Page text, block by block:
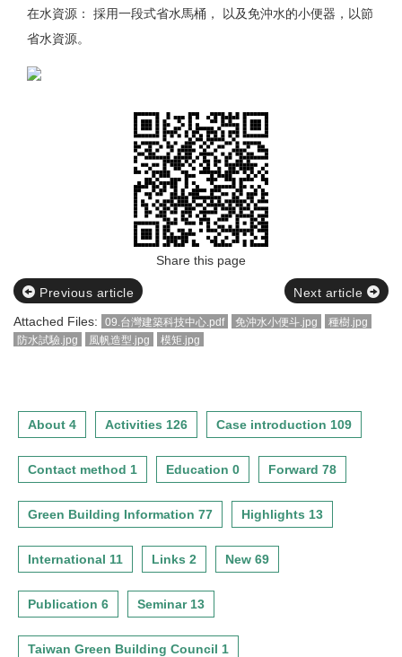
在水資源： 採用一段式省水馬桶， 以及免沖水的小便器，以節
省水資源。
Share this page
Previous article
Next article
Attached Files:
09.台灣建築科技中心.pdf 免沖水小便斗.jpg
種樹.jpg
防水試驗.jpg
風帆造型.jpg 模矩.jpg
About 4 Activities 126 Case introduction 109
Contact method 1 Education 0 Forward 78
Green Building Information 77 Highlights 13
International 11 Links 2 New 69
Publication 6 Seminar 13
Taiwan Green Building Council 1